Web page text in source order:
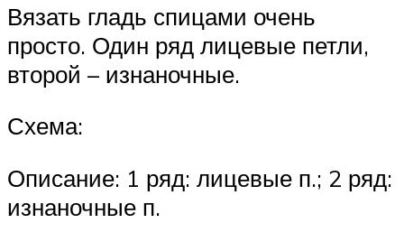
Вязать гладь спицами очень
просто. Один ряд лицевые петли,
второй – изнаночные.
Схема:
Описание: 1 ряд: лицевые п.; 2 ряд:
изнаночные п.